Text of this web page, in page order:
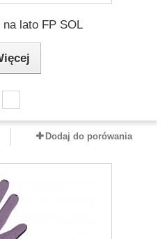
lato FP SOL
Dodaj do porówania